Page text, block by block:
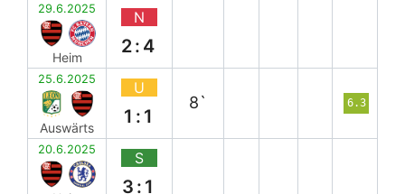
29.6.2025
Heim
N
2:4
25.6.2025
Auswärts
U
1:1
8` 6.3
20.6.2025 S
3:1